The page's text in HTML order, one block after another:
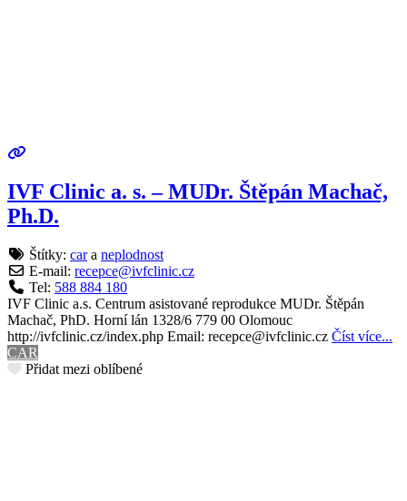
IVF Clinic a. s. – MUDr. Štěpán Machač,
Ph.D.
Štítky: cara neplodnost
E-mail: recepce@ivfclinic.cz
Tel: 588 884 180
IVF Clinic a.s. Centrum asistované reprodukce MUDr. Štěpán
Machač, PhD. Horní lán 1328/6 779 00 Olomouc
http://ivfclinic.cz/index.php Email: recepce@ivfclinic.cz Číst více...
CAR
Přidat mezi oblíbené